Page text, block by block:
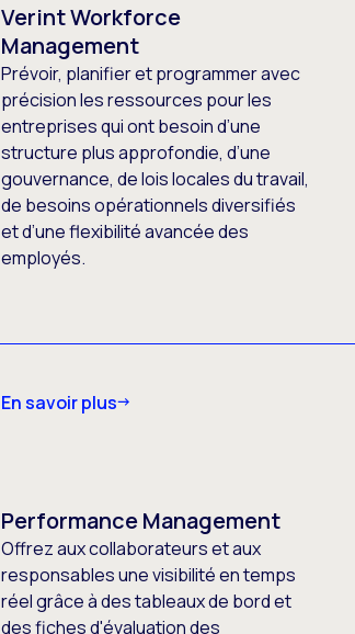
Verint Workforce
Management
Prévoir, planifier et programmer avec
précision les ressources pour les
entreprises qui ont besoin d’une
structure plus approfondie, d’une
gouvernance, de lois locales du travail,
de besoins opérationnels diversifiés
et d’une flexibilité avancée des
employés.
En savoir plus
Performance Management
Offrez aux collaborateurs et aux
responsables une visibilité en temps
réel grâce à des tableaux de bord et
des fiches d'évaluation des